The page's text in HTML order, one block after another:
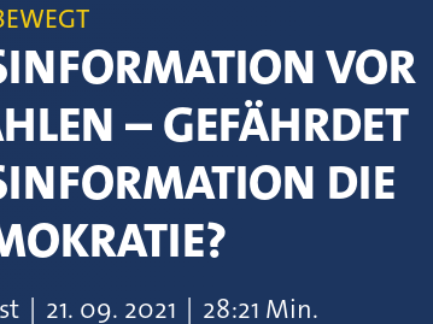
VOR
– GEFÄHRDET
DIE
| 21. 09. 2021 | 28:21 Min.